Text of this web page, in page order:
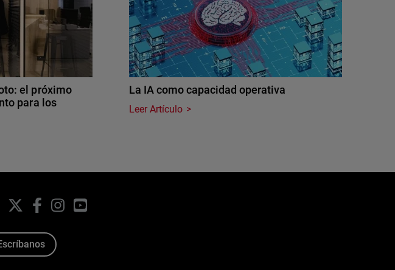
el próximo
para los
La IA como capacidad operativa
Leer Artículo
Facebook
InstagramYouTube